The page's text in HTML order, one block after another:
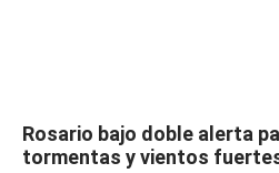
Rosario bajo doble alerta
tormentas y vientos